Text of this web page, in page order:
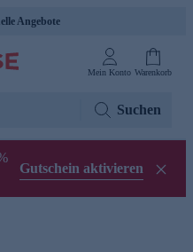
Angebote
Mein Konto Warenkorb
Suchen
Gutschein aktivieren